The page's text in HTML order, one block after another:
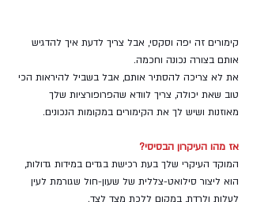
קימורים זה יפה וסקסי, אבל צריך לדעת איך להדגיש
אותם בצורה נכונה וחכמה.
את לא צריכה להסתיר אותם, אבל בשביל להיראות הכי
טוב שאת יכולה, צריך לוודא שהפרופורציות שלך
מאוזנות ושיש לך את הקימורים במקומות הנכונים.
אז מהו העיקרון הבסיסי?
המוקד העיקרי שלך בעת רכישת בגדים במידות גדולות,
הוא ליצור סילואט-צללית של שעון-חול שגורמת לעין
לעלות ולרדת, במקום ללכת מצד לצד.